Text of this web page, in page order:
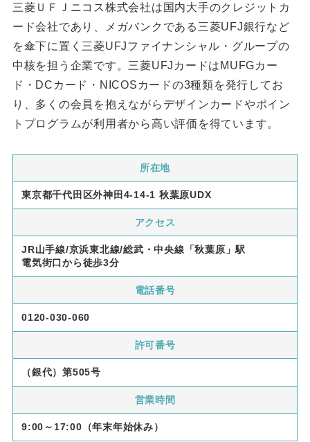
三菱ＵＦＪニコス株式会社は国内大手のクレジットカ
ード会社であり、メガバンクである三菱UFJ銀行など
を傘下に置く三菱UFJファイナンシャル・グループの
中核を担う企業です。三菱UFJカードはMUFGカー
ド・DCカード・NICOSカードの3種類を発行してお
り、多くの会員を抱えながらデザインカードやポイン
トプログラムが利用者から高い評価を得ています。
所在地
東京都千代田区外神田4-14-1 秋葉原UDX
アクセス
JR山手線/京浜東北線/総武・中央線「秋葉原」駅
電気街口から徒歩3分
電話番号
0120-030-060
許可番号
（銀代）第505号
営業時間
9:00～17:00（年末年始休み）